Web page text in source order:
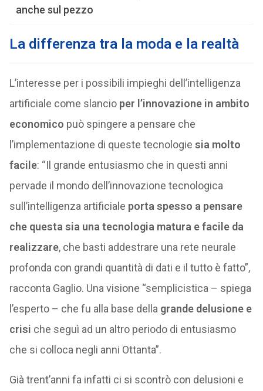
anche sul pezzo
La differenza tra la moda e la realtà
L’interesse per i possibili impieghi dell’intelligenza
artificiale come slancio per l’innovazione in ambito
economico può spingere a pensare che
l’implementazione di queste tecnologie sia molto
facile: “Il grande entusiasmo che in questi anni
pervade il mondo dell’innovazione tecnologica
sull’intelligenza artificiale porta spesso a pensare
che questa sia una tecnologia matura e facile da
realizzare, che basti addestrare una rete neurale
profonda con grandi quantità di dati e il tutto è fatto”,
racconta Gaglio. Una visione “semplicistica – spiega
l’esperto – che fu alla base della grande delusione e
crisi che seguì ad un altro periodo di entusiasmo
che si colloca negli anni Ottanta”.
Già trent’anni fa infatti ci si scontrò con delusioni e